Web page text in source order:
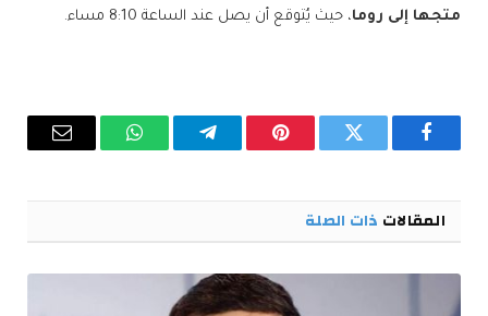
متجها إلى روما، حيث يُتوقع أن يصل عند الساعة 8:10 مساء.
فيسبوك تويتر بينتيريستتيلقرام واتساب البريد
المقالات ذات الصلة